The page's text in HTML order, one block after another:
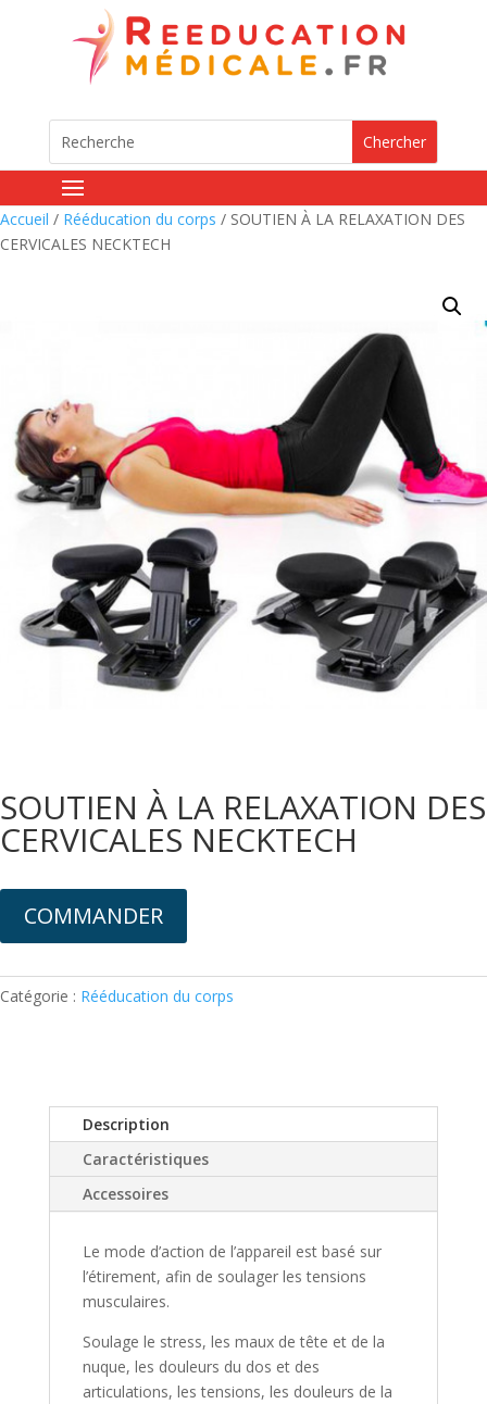
Accueil / Rééducation du corps / SOUTIEN À LA RELAXATION DES
CERVICALES NECKTECH
SOUTIEN À LA RELAXATION DES
CERVICALES NECKTECH
COMMANDER
Catégorie : Rééducation du corps
Description
Caractéristiques
Accessoires
Le mode d’action de l’appareil est basé sur
l’étirement, afin de soulager les tensions
musculaires.
Soulage le stress, les maux de tête et de la
nuque, les douleurs du dos et des
articulations, les tensions, les douleurs de la